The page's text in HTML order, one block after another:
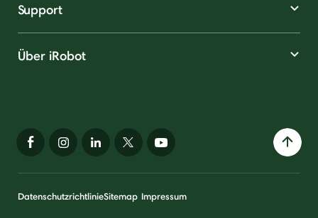
Support
Über iRobot
DatenschutzrichtlinieSitemap Impressum